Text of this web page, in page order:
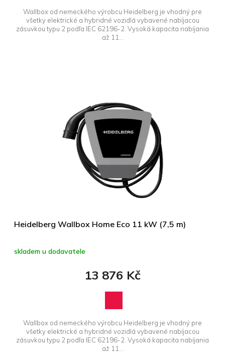
Wallbox od nemeckého výrobcu Heidelberg je vhodný pre
všetky elektrické a hybridné vozidlá vybavené nabíjacou
zásuvkou typu 2 podľa IEC 62196-2. Vysoká kapacita nabíjania
až 11...
Heidelberg Wallbox Home Eco 11 kW (7,5 m)
skladem u dodavatele
13 876 Kč
Wallbox od nemeckého výrobcu Heidelberg je vhodný pre
všetky elektrické a hybridné vozidlá vybavené nabíjacou
zásuvkou typu 2 podľa IEC 62196-2. Vysoká kapacita nabíjania
až 11...